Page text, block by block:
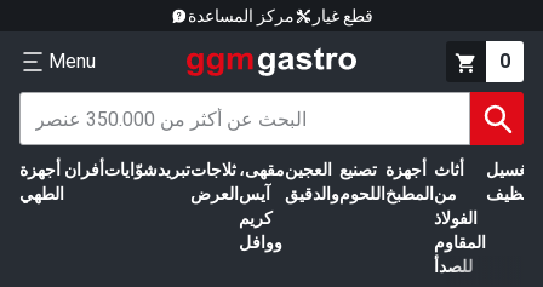
مركز المساعدة قطع غيار
Menu 0
أجهزة
الطهي
أفران شوّاياتتبريدثلاجات
العرض
مقهى،
آيس
كريم
ووافل
العجين
والدقيق
تصنيع
اللحوم
أجهزة
المطبخ
أثاث
من
الفولاذ
المقاوم
للصدأ
الغسيل